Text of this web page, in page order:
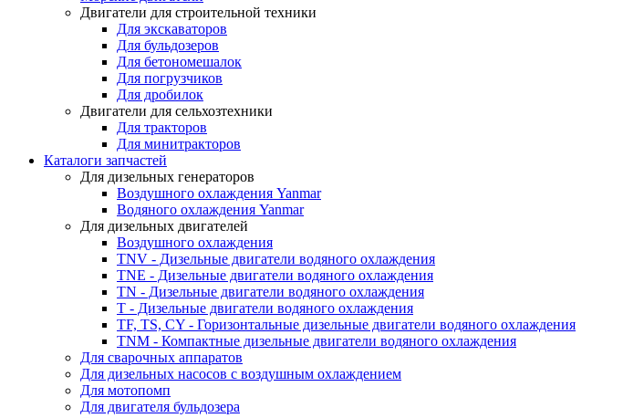
Двигатели для строительной техники
Для экскаваторов
Для бульдозеров
Для бетономешалок
Для погрузчиков
Для дробилок
Двигатели для сельхозтехники
Для тракторов
Для минитракторов
Каталоги запчастей
Для дизельных генераторов
Воздушного охлаждения Yanmar
Водяного охлаждения Yanmar
Для дизельных двигателей
Воздушного охлаждения
TNV - Дизельные двигатели водяного охлаждения
TNE - Дизельные двигатели водяного охлаждения
TN - Дизельные двигатели водяного охлаждения
T - Дизельные двигатели водяного охлаждения
TF, TS, CY - Горизонтальные дизельные двигатели водяного охлаждения
TNM - Компактные дизельные двигатели водяного охлаждения
Для сварочных аппаратов
Для дизельных насосов с воздушным охлаждением
Для мотопомп
Для двигателя бульдозера